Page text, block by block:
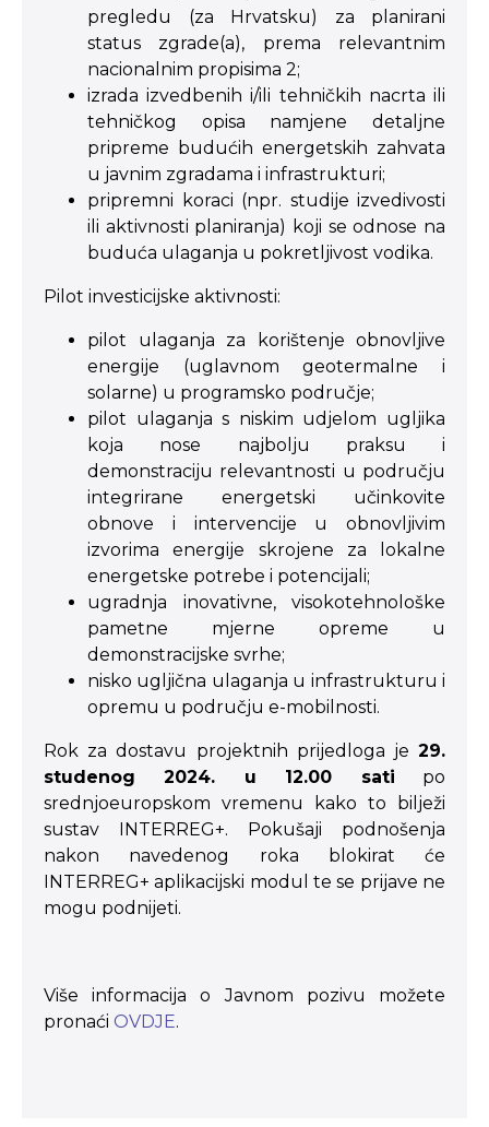
pregledu (za Hrvatsku) za planirani
status zgrade(a), prema relevantnim
nacionalnim propisima 2;
izrada izvedbenih i/ili tehničkih nacrta ili
tehničkog opisa namjene detaljne
pripreme budućih energetskih zahvata
u javnim zgradama i infrastrukturi;
pripremni koraci (npr. studije izvedivosti
ili aktivnosti planiranja) koji se odnose na
buduća ulaganja u pokretljivost vodika.
Pilot investicijske aktivnosti:
pilot ulaganja za korištenje obnovljive
energije (uglavnom geotermalne i
solarne) u programsko područje;
pilot ulaganja s niskim udjelom ugljika
koja nose najbolju praksu i
demonstraciju relevantnosti u području
integrirane energetski učinkovite
obnove i intervencije u obnovljivim
izvorima energije skrojene za lokalne
energetske potrebe i potencijali;
ugradnja inovativne, visokotehnološke
pametne mjerne opreme u
demonstracijske svrhe;
nisko ugljična ulaganja u infrastrukturu i
opremu u području e-mobilnosti.
Rok za dostavu projektnih prijedloga je 29.
studenog 2024. u 12.00 sati po
srednjoeuropskom vremenu kako to bilježi
sustav INTERREG+. Pokušaji podnošenja
nakon navedenog roka blokirat će
INTERREG+ aplikacijski modul te se prijave ne
mogu podnijeti.
Više informacija o Javnom pozivu možete
pronaći OVDJE.